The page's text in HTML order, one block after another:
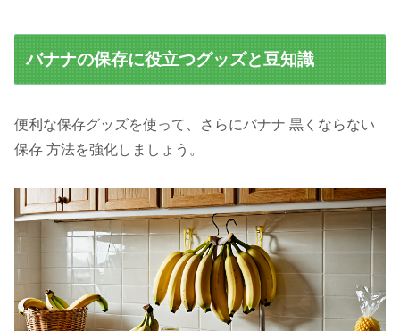
バナナの保存に役立つグッズと豆知識
便利な保存グッズを使って、さらにバナナ 黒くならない
保存 方法を強化しましょう。